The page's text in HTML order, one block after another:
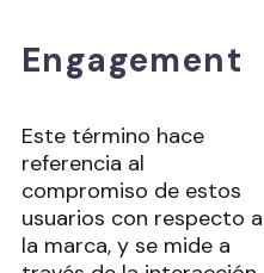
Engagement
Este término hace
referencia al
compromiso de estos
usuarios con respecto a
la marca, y se mide a